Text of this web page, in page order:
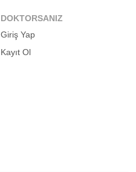
DOKTORSANIZ
Giriş Yap
Kayıt Ol